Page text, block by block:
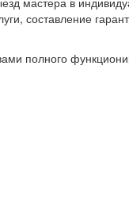
составление
полного